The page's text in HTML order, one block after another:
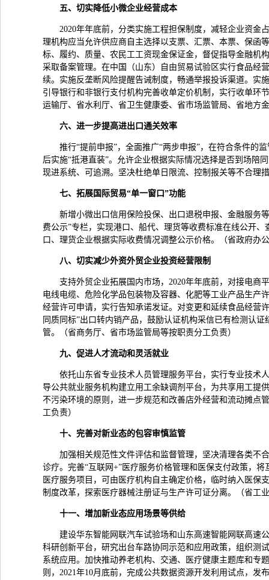
五、切实降低小微企业经营成本
2020年年底前，分类实施工程担保制度，减轻企业资金
理机构应当允许供应商自主选择以支票、汇票、本票、保函
标、履约、质量、农民工工资现金保证金，督促指导金融机
采取备案管理。在中国（山东）自由贸易试验区实行食品经
续。实施反垄断风险提醒告诫制度，畅通举报投诉渠道。实
引导银行和非银行支付机构完善收单定价机制，实行收单环
运输厅、省水利厅、省卫生健康委、省市场监管局、省地方
六、进一步提高进出口通关效率
推行“提前申报”，全面推广“两步申报”，在符合条件的
后实施“抵港直装”。允许企业根据实际情况选择是否到场陪
现进系统、可追溯。坚决杜绝单日限流、控制报关等不合理
七、拓展国际贸易“单一窗口”功能
新增小微出口信用保险投保、出口退税申报、金融服务
费公示”专栏，实现港口、船代、理货等收费标准在线公开
口、理货企业根据实际收费情况调整公示价格。（省政府办
八、切实减少外资外贸企业投资经营限制
支持外贸企业拓展国内市场，2020年年底前，对接电
电线电缆、危险化学品包装物及容器、化肥等工业产品生产
经营许可申请，实行告知承诺发证。对变更和延续食品经营
同质同标”出口转内销产品，鼓励认证机构采信已有检测认
管。（省商务厅、省市场监管局等按职责分工负责）
九、促进人才流动和灵活就业
依托山东省专业技术人员管理服务平台，实行专业技术
导公共就业服务机构建立用工余缺调剂平台，为共享用工提
不污染环境的原则，进一步规范和改善店外经营和流动摊点
工负责）
十、完善对新业态的包容审慎监管
加强相关规范性文件评估和监督管理，坚决清理各类不
诊疗。完善“互联网+”医疗服务价格管理和医保支付政策，
医疗服务项目，可由医疗机构自主确定价格，临时纳入医
制度改革，探索医疗器械注册证与生产许可证分离。（省工
十一、增加新业态应用场景等供给
建设华东智能网联汽车试验场和山东高速智能网联高速
科研创新平台，研究出台车路协同示范和应用政策，组织测
系统应用。加快推动养老机构、交通、医疗健康主题库和专
则，2021年10月底前，完成公共数据资源开发利用试点，